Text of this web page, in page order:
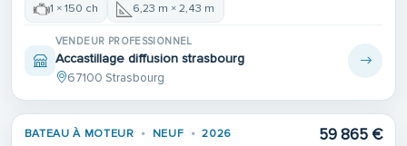
1 × 150 ch 6,23 m × 2,43 m
VENDEUR PROFESSIONNEL
Accastillage diffusion strasbourg
67100 Strasbourg
BATEAU À MOTEUR NEUF 2026 59 865 €